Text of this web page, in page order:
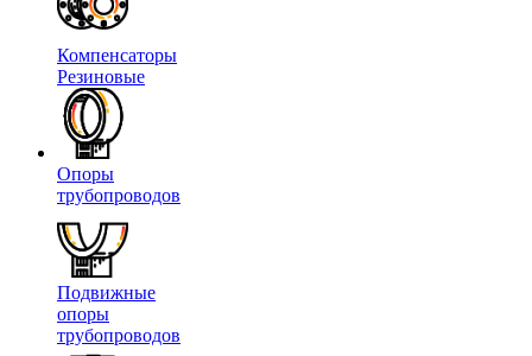
Компенсаторы
Резиновые
Опоры
трубопроводов
Подвижные
опоры
трубопроводов